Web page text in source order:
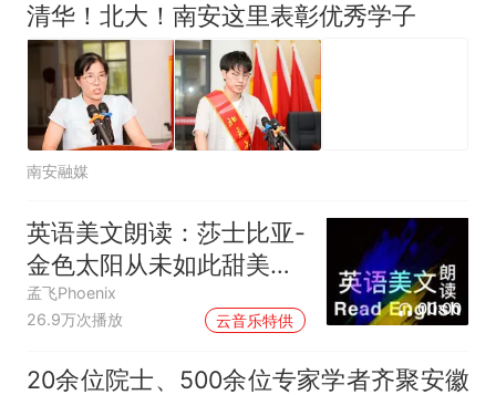
清华！北大！南安这里表彰优秀学子
南安融媒
英语美文朗读：莎士比亚-
金色太阳从未如此甜美吻
过
孟飞Phoenix
26.9万次播放
云音乐特供
00:00
20余位院士、500余位专家学者齐聚安徽